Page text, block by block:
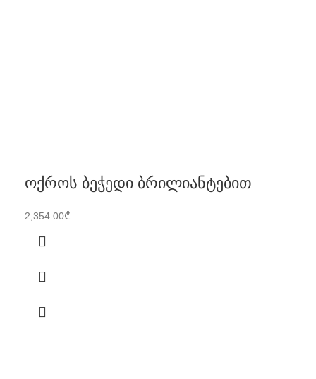
ოქროს ბეჭედი ბრილიანტებით
2,354.00₾